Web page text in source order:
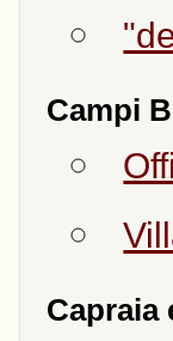
Campi
Capraia